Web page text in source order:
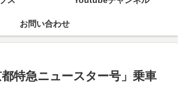
お問い合わせ
特急ニュースター号」乗車